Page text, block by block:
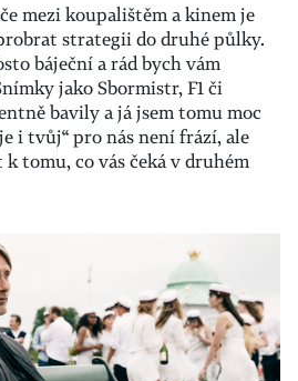
mezi koupalištěm a kinem je
strategii do druhé půlky.
báječní a rád bych vám
jako Sbormistr, F1 či
bavily a já jsem tomu moc
i tvůj“ pro nás není frází, ale
tomu, co vás čeká v druhém